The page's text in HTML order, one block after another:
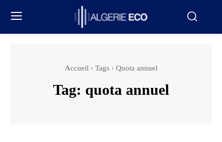
Accueil Tags Quota annuel
Tag: quota annuel